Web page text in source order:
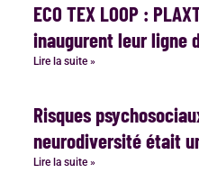
ECO TEX LOOP :
inaugurent leur ligne
Lire la suite »
Risques
neurodiversité était
Lire la suite »